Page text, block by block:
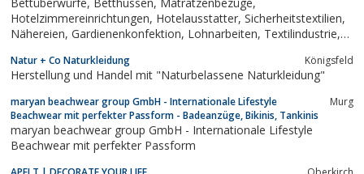
Hotelzimmereinrichtungen, Hotelausstatter, Sicherheitstextilien,
Nähereien, Gardienenkonfektion, Lohnarbeiten, Textilindustrie,
Volanttagesdecken, Tagesdecken
Natur + Co Naturkleidung Königsfeld
Herstellung und Handel mit "Naturbelassene Naturkleidung"
maryan beachwear group GmbH - Internationale Lifestyle
Beachwear mit perfekter Passform - Badeanzüge, Bikinis, Tankinis
Murg
maryan beachwear group GmbH - Internationale Lifestyle
Beachwear mit perfekter Passform